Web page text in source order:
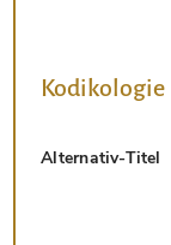
Kodikologie
Alternativ-Titel